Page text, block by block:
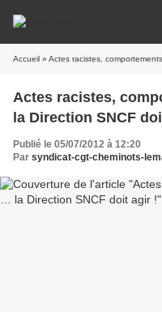
Accueil » Actes racistes,
Actes racistes,
la Direction SNCF
Publié le 05/07/2012 à 12:20
Par syndicat-cgt-cheminots-